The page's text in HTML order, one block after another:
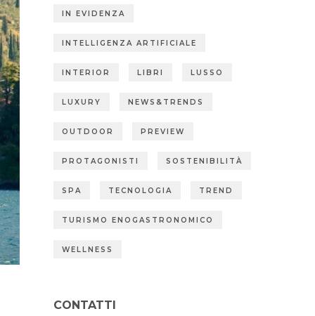
IN EVIDENZA
INTELLIGENZA ARTIFICIALE
INTERIOR LIBRI LUSSO
LUXURY NEWS&TRENDS
OUTDOOR PREVIEW
PROTAGONISTI SOSTENIBILITÀ
SPA TECNOLOGIA TREND
TURISMO ENOGASTRONOMICO
WELLNESS
CONTATTI